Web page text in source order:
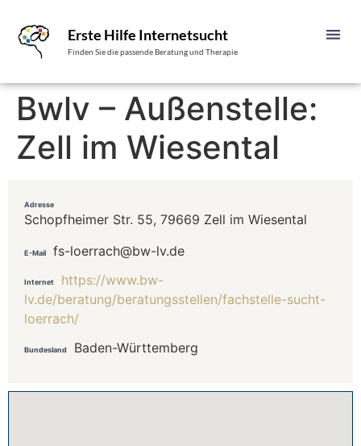
Erste Hilfe Internetsucht
Finden Sie die passende Beratung und Therapie
Bwlv – Außenstelle:
Zell im Wiesental
Adresse
Schopfheimer Str. 55, 79669 Zell im Wiesental
E-Mail fs-loerrach@bw-lv.de
Internet
https://www.bw-
lv.de/beratung/beratungsstellen/fachstelle-sucht-
loerrach/
Bundesland Baden-Württemberg